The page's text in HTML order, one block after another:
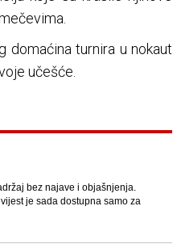
domaćina turnira u nokaut
učešće.
bez najave i objašnjenja.
je sada dostupna samo za